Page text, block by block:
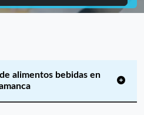
alimentos bebidas en